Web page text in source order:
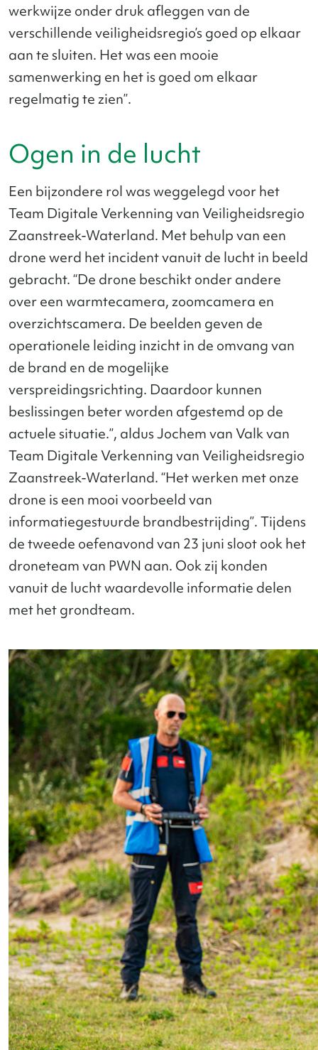
werkwijze onder druk afleggen van de
verschillende veiligheidsregio’s goed op elkaar
aan te sluiten. Het was een mooie
samenwerking en het is goed om elkaar
regelmatig te zien”.
Ogen in de lucht
Een bijzondere rol was weggelegd voor het
Team Digitale Verkenning van Veiligheidsregio
Zaanstreek-Waterland. Met behulp van een
drone werd het incident vanuit de lucht in beeld
gebracht. “De drone beschikt onder andere
over een warmtecamera, zoomcamera en
overzichtscamera. De beelden geven de
operationele leiding inzicht in de omvang van
de brand en de mogelijke
verspreidingsrichting. Daardoor kunnen
beslissingen beter worden afgestemd op de
actuele situatie.”, aldus Jochem van Valk van
Team Digitale Verkenning van Veiligheidsregio
Zaanstreek-Waterland. “Het werken met onze
drone is een mooi voorbeeld van
informatiegestuurde brandbestrijding”. Tijdens
de tweede oefenavond van 23 juni sloot ook het
droneteam van PWN aan. Ook zij konden
vanuit de lucht waardevolle informatie delen
met het grondteam.